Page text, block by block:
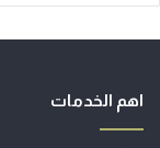
اهم الخدمات